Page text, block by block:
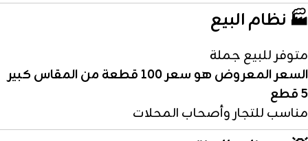
🏭 نظام البيع
متوفر للبيع جملة
السعر المعروض هو سعر 100 قطعة من المقاس كبير
5 قطع
مناسب للتجار وأصحاب المحلات